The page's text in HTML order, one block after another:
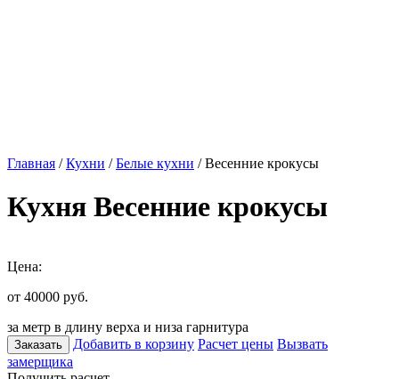
Главная /Кухни /Белые кухни / Весенние крокусы
Кухня Весенние крокусы
Цена:
от 40000 руб.
за метр в длину верха и низа гарнитура
Заказать Добавить в корзину Расчет цены Вызвать
замерщика